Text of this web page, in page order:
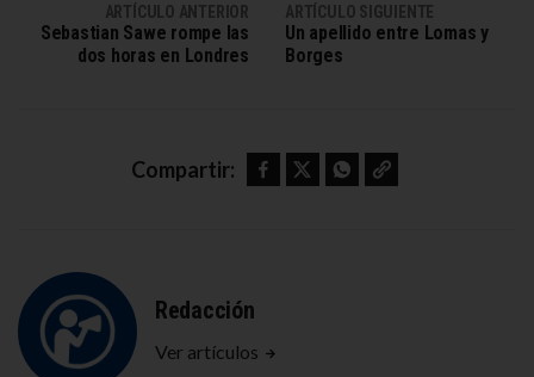
ARTÍCULO ANTERIOR
Sebastian Sawe rompe las
dos horas en Londres
ARTÍCULO SIGUIENTE
Un apellido entre Lomas y
Borges
Compartir: Facebook Twitter WhatsApp Copy link
Redacción
Ver artículos